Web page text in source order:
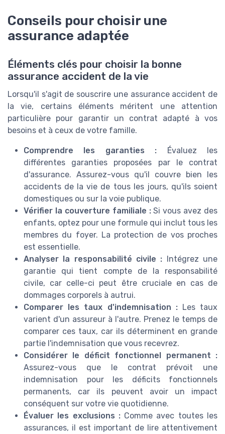
Conseils pour choisir une
assurance adaptée
Éléments clés pour choisir la bonne
assurance accident de la vie
Lorsqu'il s'agit de souscrire une assurance accident de
la vie, certains éléments méritent une attention
particulière pour garantir un contrat adapté à vos
besoins et à ceux de votre famille.
Comprendre les garanties : Évaluez les
différentes garanties proposées par le contrat
d'assurance. Assurez-vous qu'il couvre bien les
accidents de la vie de tous les jours, qu'ils soient
domestiques ou sur la voie publique.
Vérifier la couverture familiale :Si vous avez des
enfants, optez pour une formule qui inclut tous les
membres du foyer. La protection de vos proches
est essentielle.
Analyser la responsabilité civile : Intégrez une
garantie qui tient compte de la responsabilité
civile, car celle-ci peut être cruciale en cas de
dommages corporels à autrui.
Comparer les taux d'indemnisation :Les taux
varient d'un assureur à l'autre. Prenez le temps de
comparer ces taux, car ils déterminent en grande
partie l'indemnisation que vous recevrez.
Considérer le déficit fonctionnel permanent :
Assurez-vous que le contrat prévoit une
indemnisation pour les déficits fonctionnels
permanents, car ils peuvent avoir un impact
conséquent sur votre vie quotidienne.
Évaluer les exclusions :Comme avec toutes les
assurances, il est important de lire attentivement